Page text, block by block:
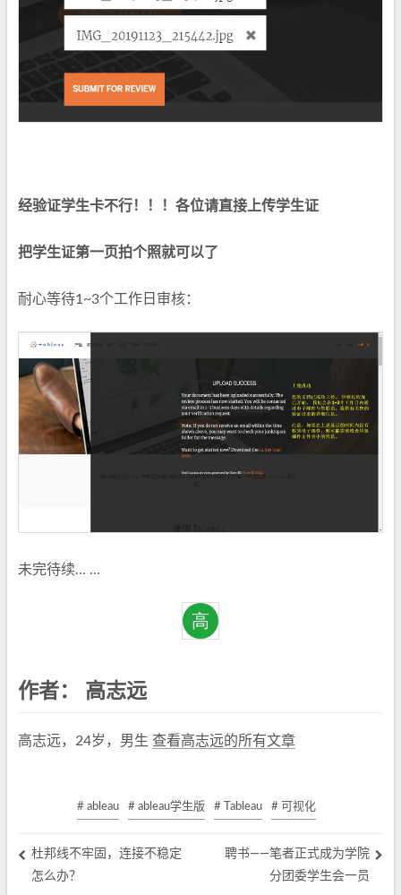
经验证学生卡不行！！！各位请直接上传学生证
把学生证第一页拍个照就可以了
耐心等待1~3个工作日审核：
未完待续… …
作者： 高志远
高志远，24岁，男生 查看高志远的所有文章
# ableau # ableau学生版 # Tableau # 可视化
杜邦线不牢固，连接不稳定
怎么办？
聘书——笔者正式成为学院
分团委学生会一员